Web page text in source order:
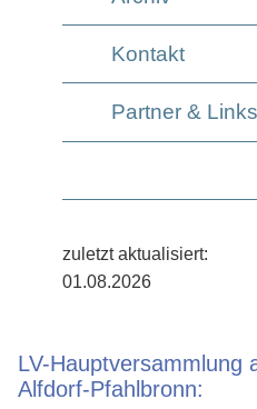
Kontakt
Partner & Links
zuletzt aktualisiert:
01.08.2026
LV-Hauptversammlung
Alfdorf-Pfahlbronn: